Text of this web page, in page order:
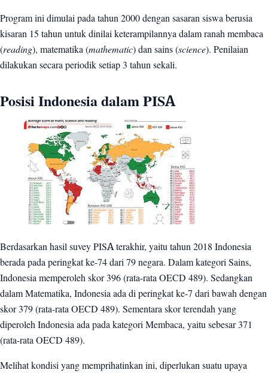
Program ini dimulai pada tahun 2000 dengan sasaran siswa berusia
kisaran 15 tahun untuk dinilai keterampilannya dalam ranah membaca
(reading), matematika (mathematic) dan sains (science). Penilaian
dilakukan secara periodik setiap 3 tahun sekali.
Posisi Indonesia dalam PISA
Berdasarkan hasil suvey PISA terakhir, yaitu tahun 2018 Indonesia
berada pada peringkat ke-74 dari 79 negara. Dalam kategori Sains,
Indonesia memperoleh skor 396 (rata-rata OECD 489). Sedangkan
dalam Matematika, Indonesia ada di peringkat ke-7 dari bawah dengan
skor 379 (rata-rata OECD 489). Sementara skor terendah yang
diperoleh Indonesia ada pada kategori Membaca, yaitu sebesar 371
(rata-rata OECD 489).
Melihat kondisi yang memprihatinkan ini, diperlukan suatu upaya